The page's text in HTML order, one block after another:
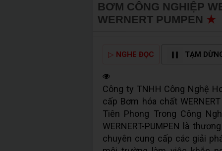
BƠM CÔNG NGHIỆP
WERNERT PUMPEN ★
▷ NGHE ĐỌC TẠM
Công ty TNHH Công Nghệ
cấp Bơm hóa chất
Tiên Phong Trong Công
WERNERT-PUMPEN là
chuyên cung cấp các giải